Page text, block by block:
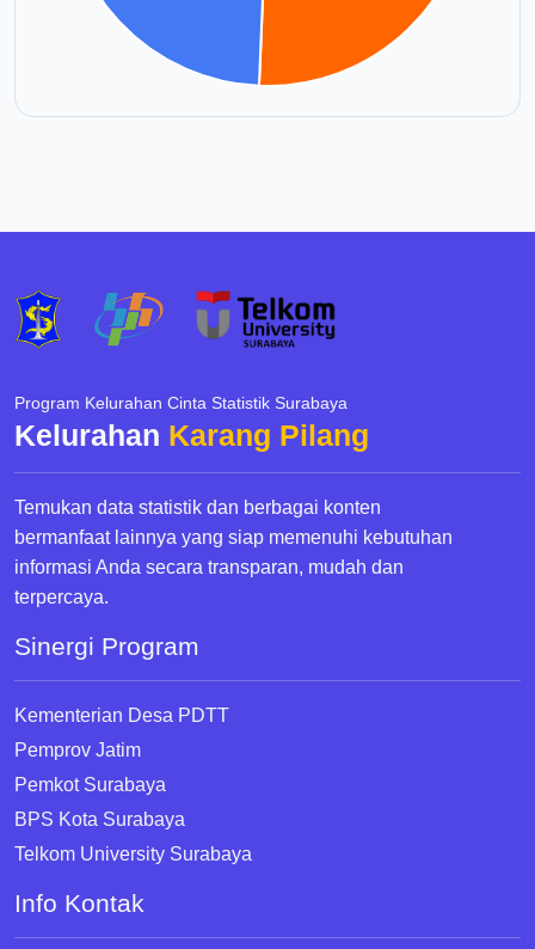
Program Kelurahan Cinta Statistik Surabaya
Kelurahan Karang Pilang
Temukan data statistik dan berbagai konten
bermanfaat lainnya yang siap memenuhi kebutuhan
informasi Anda secara transparan, mudah dan
terpercaya.
Sinergi Program
Kementerian Desa PDTT
Pemprov Jatim
Pemkot Surabaya
BPS Kota Surabaya
Telkom University Surabaya
Info Kontak